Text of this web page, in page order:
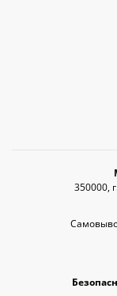
350000,